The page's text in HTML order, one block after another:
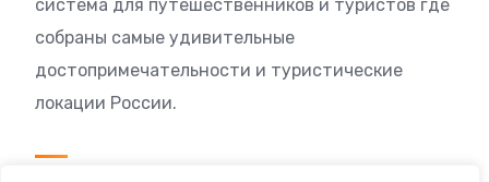
система для путешественников и туристов где
собраны самые удивительные
достопримечательности и туристические
локации России.